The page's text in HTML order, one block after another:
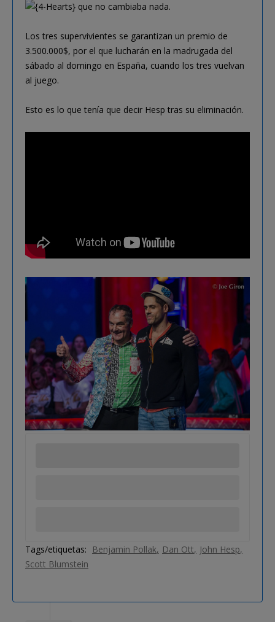
que no cambiaba nada.
Los tres supervivientes se garantizan un premio de
3.500.000$, por el que lucharán en la madrugada del
sábado al domingo en España, cuando los tres vuelvan
al juego.
Esto es lo que tenía que decir Hesp tras su eliminación.
Tags/etiquetas: Benjamin Pollak Dan Ott
John Hesp
Scott Blumstein